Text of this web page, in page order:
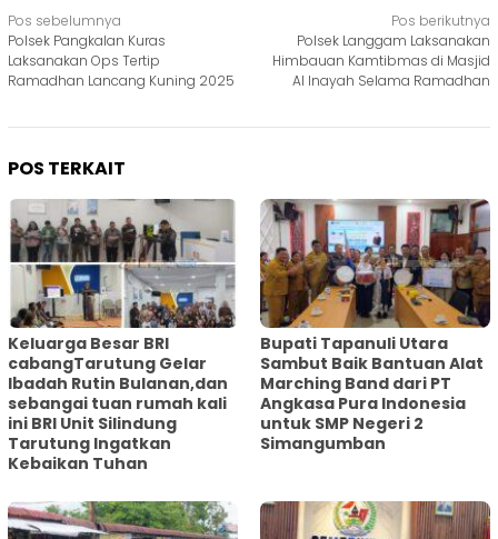
Navigasi
pos
Pos sebelumnya
Polsek Pangkalan Kuras
Laksanakan Ops Tertip
Ramadhan Lancang Kuning 2025
Pos berikutnya
Polsek Langgam Laksanakan
Himbauan Kamtibmas di Masjid
Al Inayah Selama Ramadhan
POS TERKAIT
Keluarga Besar BRI
cabangTarutung Gelar
Ibadah Rutin Bulanan,dan
sebangai tuan rumah kali
ini BRI Unit Silindung
Tarutung Ingatkan
Kebaikan Tuhan
Bupati Tapanuli Utara
Sambut Baik Bantuan Alat
Marching Band dari PT
Angkasa Pura Indonesia
untuk SMP Negeri 2
Simangumban